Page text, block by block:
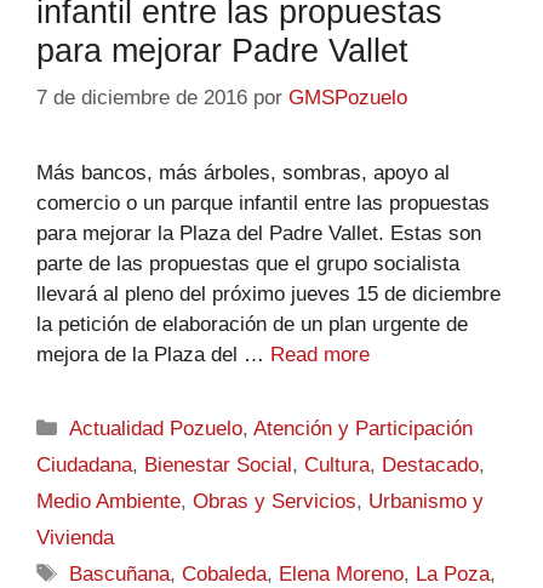
infantil entre las propuestas
para mejorar Padre Vallet
7 de diciembre de 2016 por GMSPozuelo
Más bancos, más árboles, sombras, apoyo al
comercio o un parque infantil entre las propuestas
para mejorar la Plaza del Padre Vallet. Estas son
parte de las propuestas que el grupo socialista
llevará al pleno del próximo jueves 15 de diciembre
la petición de elaboración de un plan urgente de
mejora de la Plaza del … Read more
Actualidad Pozuelo,Atención y Participación
Ciudadana, Bienestar Social , Cultura, Destacado,
Medio Ambiente, Obras y Servicios, Urbanismo y
Vivienda
Bascuñana,Cobaleda, Elena Moreno, La Poza,